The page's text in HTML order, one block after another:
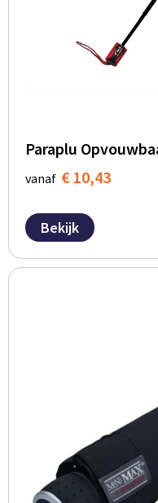
Paraplu
vanaf € 10,43
Bekijk